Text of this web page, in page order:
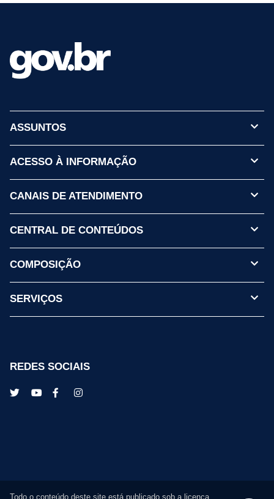
ASSUNTOS
ACESSO À INFORMAÇÃO
CANAIS DE ATENDIMENTO
CENTRAL DE CONTEÚDOS
COMPOSIÇÃO
SERVIÇOS
REDES SOCIAIS
Todo o conteúdo deste site está publicado sob a licença